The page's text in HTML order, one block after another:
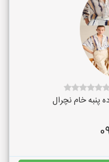
پنبه خام نچرال